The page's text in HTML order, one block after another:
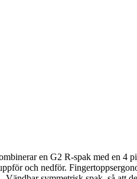
en G2 R-spak med en 4
och nedför.